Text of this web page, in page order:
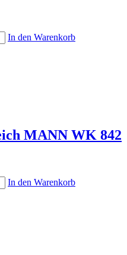
In den Warenkorb
MANN WK 842
In den Warenkorb